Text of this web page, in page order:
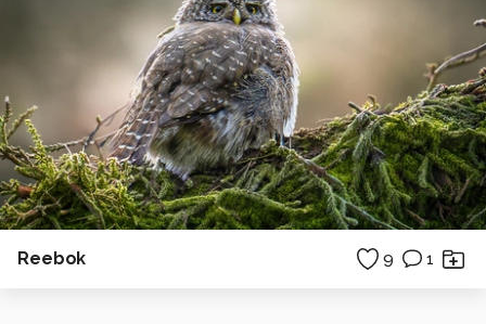
Reebok 9 1